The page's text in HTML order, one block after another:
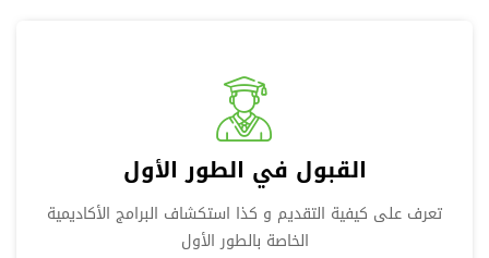
القبول في الطور الأول
تعرف على كيفية التقديم و كذا استكشاف البرامج الأكاديمية
الخاصة بالطور الأول